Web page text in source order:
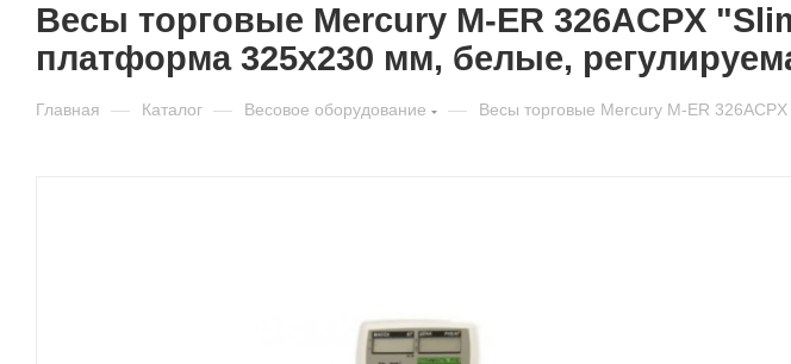
Весы торговые Mercury M-ER 326ACPX
платформа 325х230 мм, белые,
Главная — Каталог — Весовое оборудование — Весы торговые Mercury M-ER